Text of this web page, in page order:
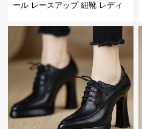
ール レースアップ 紐靴 レディ
ーツ スクエアトゥ 歩きやすい